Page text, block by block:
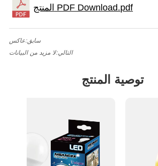
سابق:عاكس
التالي:لا مزيد من البيانات
توصية المنتج